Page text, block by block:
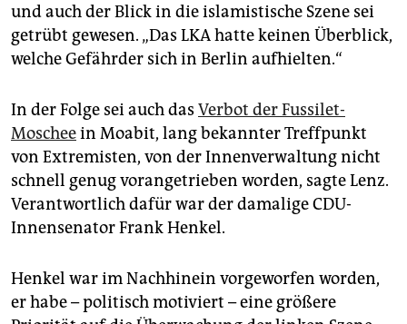
und auch der Blick in die islamistische Szene sei
getrübt gewesen. „Das LKA hatte keinen Überblick,
welche Gefährder sich in Berlin aufhielten.“
In der Folge sei auch das Verbot der Fussilet-
Moscheein Moabit, lang bekannter Treffpunkt
von Extremisten, von der Innenverwaltung nicht
schnell genug vorangetrieben worden, sagte Lenz.
Verantwortlich dafür war der damalige CDU-
Innensenator Frank Henkel.
Henkel war im Nachhinein vorgeworfen worden,
er habe – politisch motiviert – eine größere